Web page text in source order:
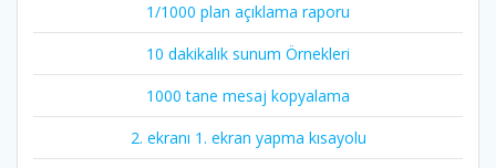
1/1000 plan açıklama raporu
10 dakikalık sunum Örnekleri
1000 tane mesaj kopyalama
2. ekranı 1. ekran yapma kısayolu